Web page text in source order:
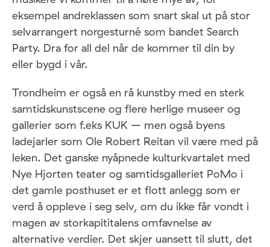
eksempel andreklassen som snart skal ut på stor
selvarrangert norgesturné som bandet Search
Party. Dra for all del når de kommer til din by
eller bygd i vår.
Trondheim er også en rå kunstby med en sterk
samtidskunstscene og flere herlige museer og
gallerier som f.eks KUK – men også byens
ladejarler som Ole Robert Reitan vil være med på
leken. Det ganske nyåpnede kulturkvartalet med
Nye Hjorten teater og samtidsgalleriet PoMo i
det gamle posthuset er et flott anlegg som er
verd å oppleve i seg selv, om du ikke får vondt i
magen av storkapititalens omfavnelse av
alternative verdier. Det skjer uansett til slutt, det